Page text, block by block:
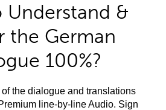
Understand &
the German
100%?
the dialogue and translations
line-by-line Audio. Sign